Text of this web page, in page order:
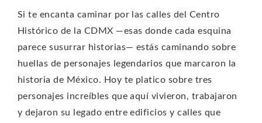
Si te encanta caminar por las calles del Centro
Histórico de la CDMX —esas donde cada esquina
parece susurrar historias— estás caminando sobre
huellas de personajes legendarios que marcaron la
historia de México. Hoy te platico sobre tres
personajes increíbles que aquí vivieron, trabajaron
y dejaron su legado entre edificios y calles que